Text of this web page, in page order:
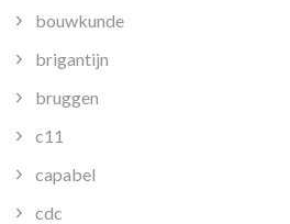
bouwkunde
brigantijn
bruggen
c11
capabel
cdc